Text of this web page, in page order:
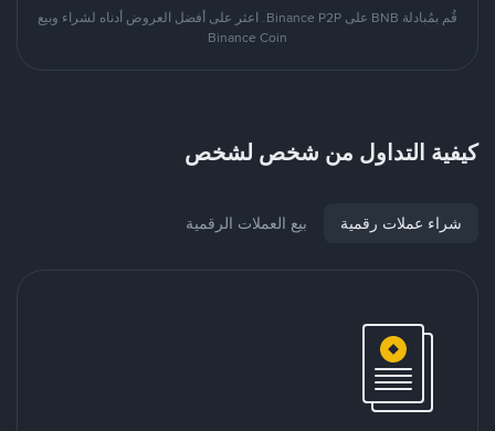
قُم بمُبادلة BNB على Binance P2P. اعثر على أفضل العروض أدناه لشراء وبيع
Binance Coin
كيفية التداول من شخص لشخص
شراء عملات رقمية بيع العملات الرقمية